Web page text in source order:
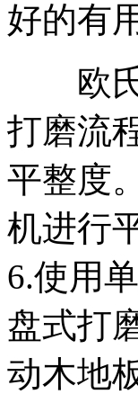
好的有
欧氏
打磨流
平整度
机进行
6.使用
盘式打
动木地